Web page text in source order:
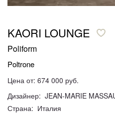
KAORI LOUNGE
Poliform
Poltrone
Цена от: 674 000 руб.
Дизайнер: JEAN-MARIE
Страна: Италия